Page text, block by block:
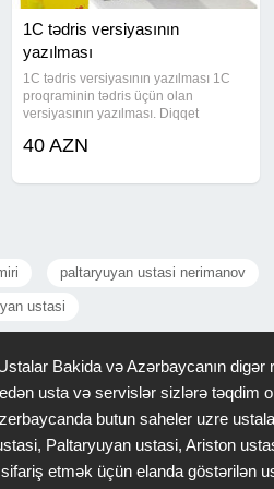
1C tədris versiyasının
yazılması
1C tədris versiyasının yazılması 1C
proqraminin tədris üçün olan
versiyasının yazılması. Diqqet
telebeler ucun nezerde tutulub. 1C
nəzərinə. Siz əgər
40 AZN
paltaryuyan ustasi nerimanov
ustasi
Bakida və Azərbaycanın digər
usta və servislər sizlərə təqdim
butun saheler uzre
Paltaryuyan ustasi, Ariston
etmək üçün elanda göstərilən